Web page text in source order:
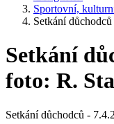
Sportovní,
Setkání
Setkání
foto: R.
Setkání důchodců -